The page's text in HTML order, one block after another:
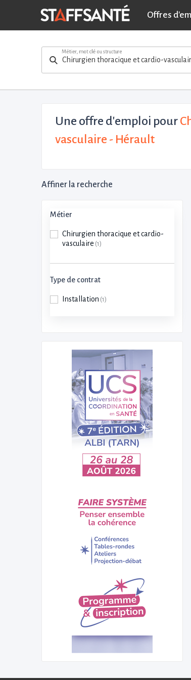
Offres
Métier, mot clé ou structure
Une offre d'emploi pour
vasculaire - Hérault
Affiner la recherche
Métier
Chirurgien thoracique et cardio-
vasculaire (1)
Type de contrat
Installation (1)